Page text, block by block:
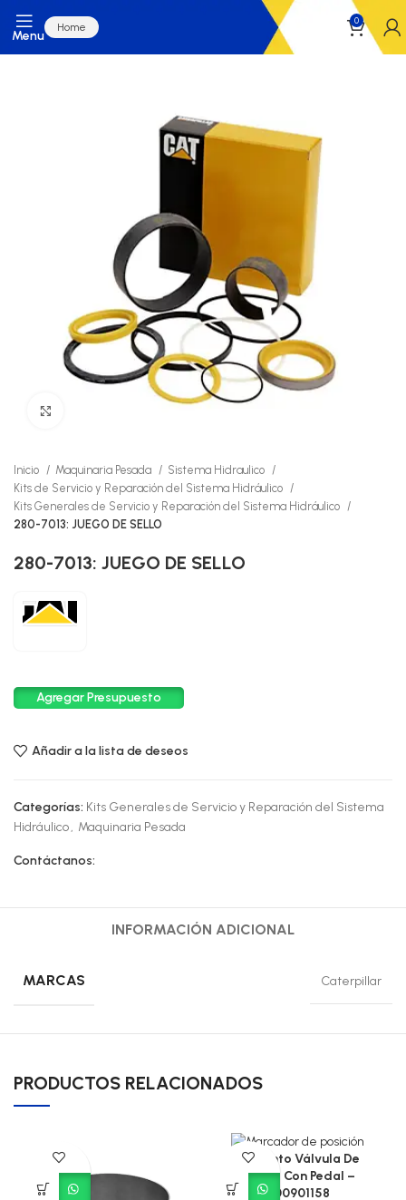
Menu
Home
0
Inicio Maquinaria Pesada
Sistema Hidraulico
Kits de Servicio y Reparación del Sistema Hidráulico
Kits Generales de Servicio y Reparación del Sistema Hidráulico
280-7013: JUEGO DE SELLO
280-7013: JUEGO DE SELLO
Agregar Presupuesto
Añadir a la lista de deseos
Categorías: Kits Generales de Servicio y Reparación del Sistema
Hidráulico, Maquinaria Pesada
Contáctanos:
INFORMACIÓN ADICIONAL
MARCAS Caterpillar
PRODUCTOS RELACIONADOS
Conjunto Válvula De
Frenos Con Pedal –
800901158